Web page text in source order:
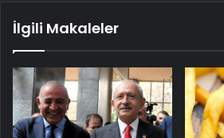
İlgili Makaleler